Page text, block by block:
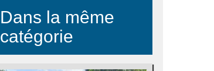
Dans la même
catégorie